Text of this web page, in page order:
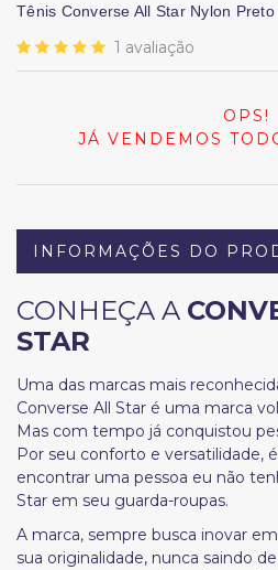
Tênis Converse All Star Nylon Preto
1 avaliação
OPS!
JÁ VENDEMOS
INFORMAÇÕES DO
CONHEÇA A
STAR
Uma das marcas mais
Converse All Star é uma marca
Mas com tempo já conquistou
Por seu conforto e versatilidade,
encontrar uma pessoa eu não
Star em seu guarda-roupas.
A marca, sempre busca inovar
sua originalidade, nunca saindo